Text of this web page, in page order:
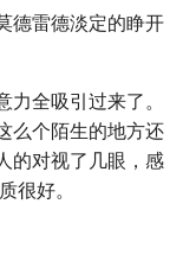
德雷德淡定的睁开
全吸引过来了。
么个陌生的地方还
的对视了几眼，感
很好。